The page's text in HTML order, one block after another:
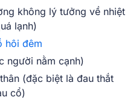
không lý tưởng về nhiệt
lạnh)
hôi đêm
người nằm cạnh)
(đặc biệt là đau thắt
cổ)